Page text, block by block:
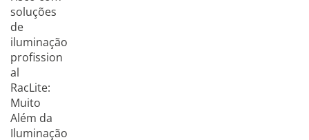
soluções
de
iluminação
profission
al
RacLite:
Muito
Além da
Iluminação